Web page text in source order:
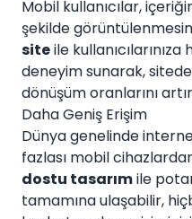
Mobil kullanıcılar,
şekilde
siteile
deneyim sunarak,
dönüşüm oranlarını
Daha Geniş Erişim
Dünya genelinde
fazlası mobil
dostu tasarımile
tamamına ulaşabilir,